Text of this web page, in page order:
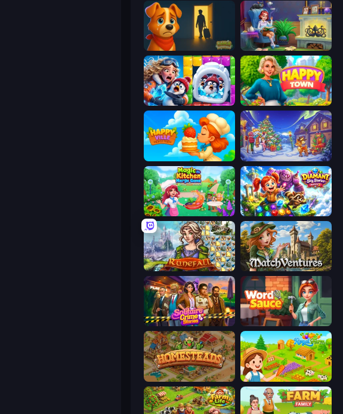
Ranch Adventures Halloween Merge
Captain Blast Happy Town
HappyVille Merge Farm Snow Farm Happy New Year
Magic Kitchen: Merge Game Diamant: Sky Stories Match 3
Runefall MatchVentures
Solitaire Crime Stories Word Sauce
Homesteads: Dream Farm Royal Farm